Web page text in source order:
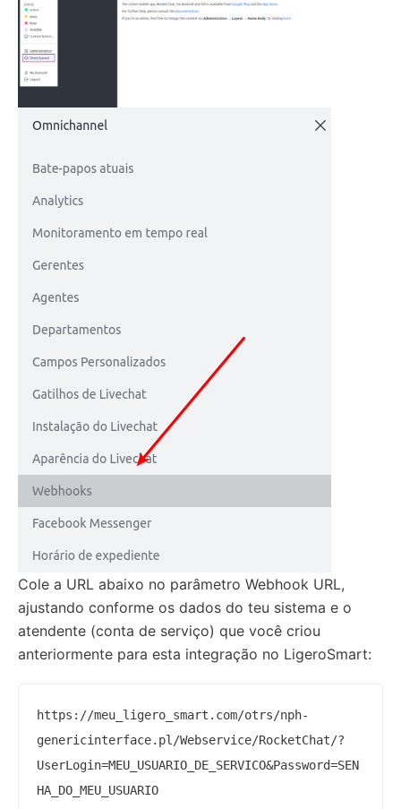
Cole a URL abaixo no parâmetro Webhook URL,
ajustando conforme os dados do teu sistema e o
atendente (conta de serviço) que você criou
anteriormente para esta integração no LigeroSmart:
https://meu_ligero_smart.com/otrs/nph-
genericinterface.pl/Webservice/RocketChat/?
UserLogin=MEU_USUARIO_DE_SERVICO&Password=SEN
HA_DO_MEU_USUARIO